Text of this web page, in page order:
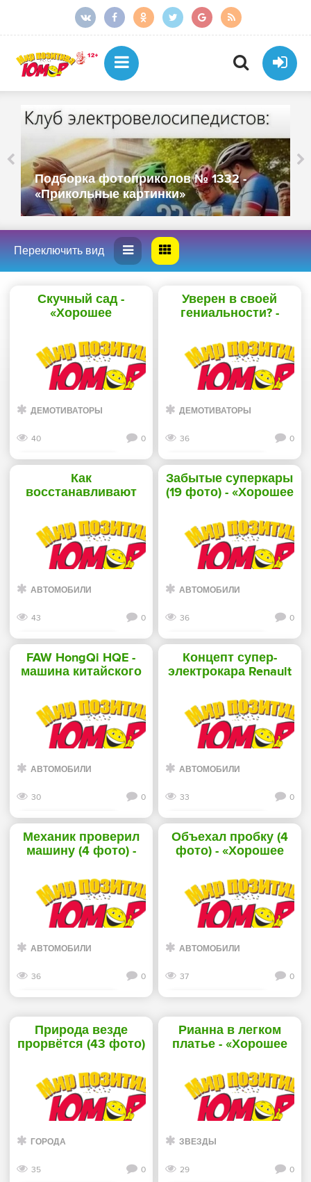
Подборка фотоприколов № 1332 -
«Прикольные картинки»
Скучный сад -
«Хорошее
ДЕМОТИВАТОРЫ
40 0
Смотреть дальше
Уверен в своей
гениальности? -
настроение»
ДЕМОТИВАТОРЫ
36 0
Смотреть дальше
Как
восстанавливают
фото) - «Хорошее
настроение»
АВТОМОБИЛИ
43 0
Смотреть дальше
Забытые суперкары
(19 фото) - «Хорошее
АВТОМОБИЛИ
36 0
Смотреть дальше
FAW HongQi HQE -
машина китайского
«Хорошее
настроение»
АВТОМОБИЛИ
30 0
Смотреть дальше
Концепт супер-
электрокара Renault
«Хорошее
настроение»
АВТОМОБИЛИ
33 0
Смотреть дальше
Механик проверил
машину (4 фото) -
настроение»
АВТОМОБИЛИ
36 0
Объехал пробку (4
фото) - «Хорошее
АВТОМОБИЛИ
37 0
Природа везде
прорвётся (43 фото)
настроение»
ГОРОДА
35 0
Рианна в легком
платье - «Хорошее
ЗВЕЗДЫ
29 0